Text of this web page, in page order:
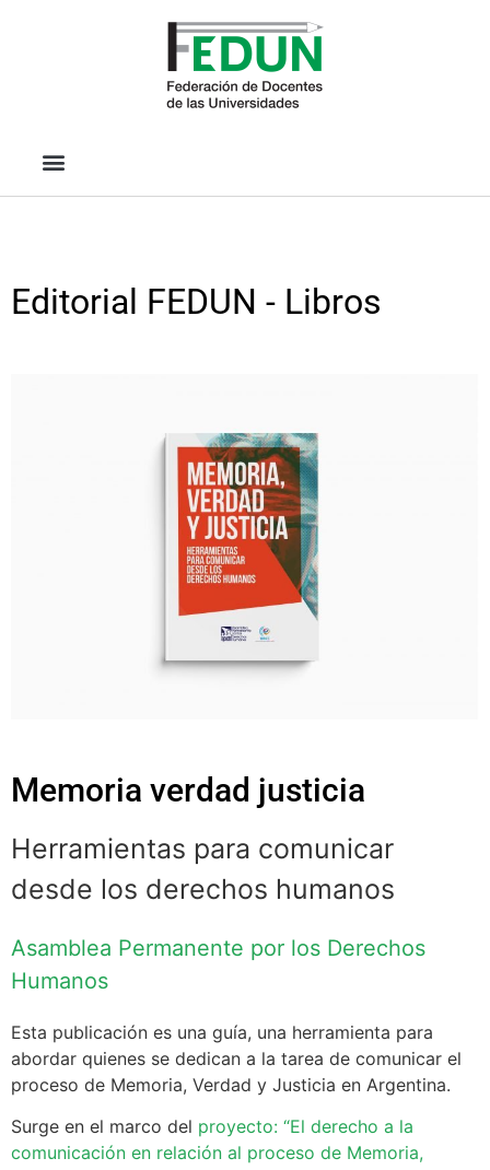
Editorial FEDUN - Libros
Memoria verdad justicia
Herramientas para comunicar
desde los derechos humanos
Asamblea Permanente por los Derechos
Humanos
Esta publicación es una guía, una herramienta para
abordar quienes se dedican a la tarea de comunicar el
proceso de Memoria, Verdad y Justicia en Argentina.
Surge en el marco del proyecto: “El derecho a la
comunicación en relación al proceso de Memoria,